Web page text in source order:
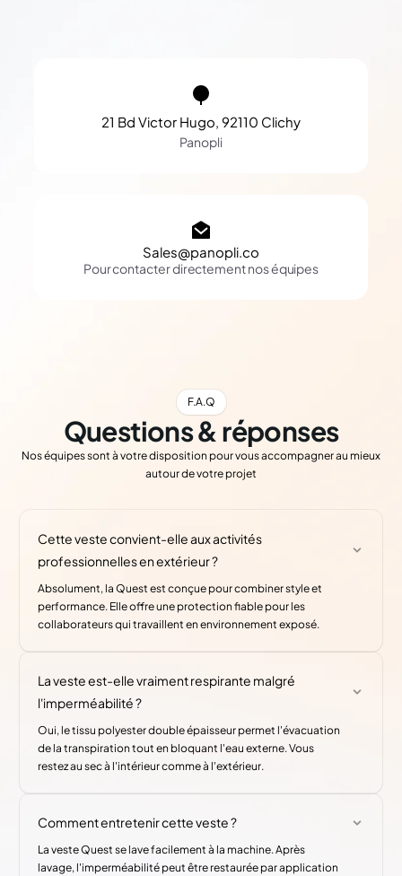
21 Bd Victor Hugo, 92110 Clichy
Panopli
Sales@panopli.co
Pour contacter directement nos équipes
F.A.Q
Questions & réponses
Nos équipes sont à votre disposition pour vous accompagner au mieux
autour de votre projet
Cette veste convient-elle aux activités
professionnelles en extérieur ?
Absolument, la Quest est conçue pour combiner style et
performance. Elle offre une protection fiable pour les
collaborateurs qui travaillent en environnement exposé.
La veste est-elle vraiment respirante malgré
l'imperméabilité ?
Oui, le tissu polyester double épaisseur permet l'évacuation
de la transpiration tout en bloquant l'eau externe. Vous
restez au sec à l'intérieur comme à l'extérieur.
Comment entretenir cette veste ?
La veste Quest se lave facilement à la machine. Après
lavage, l'imperméabilité peut être restaurée par application